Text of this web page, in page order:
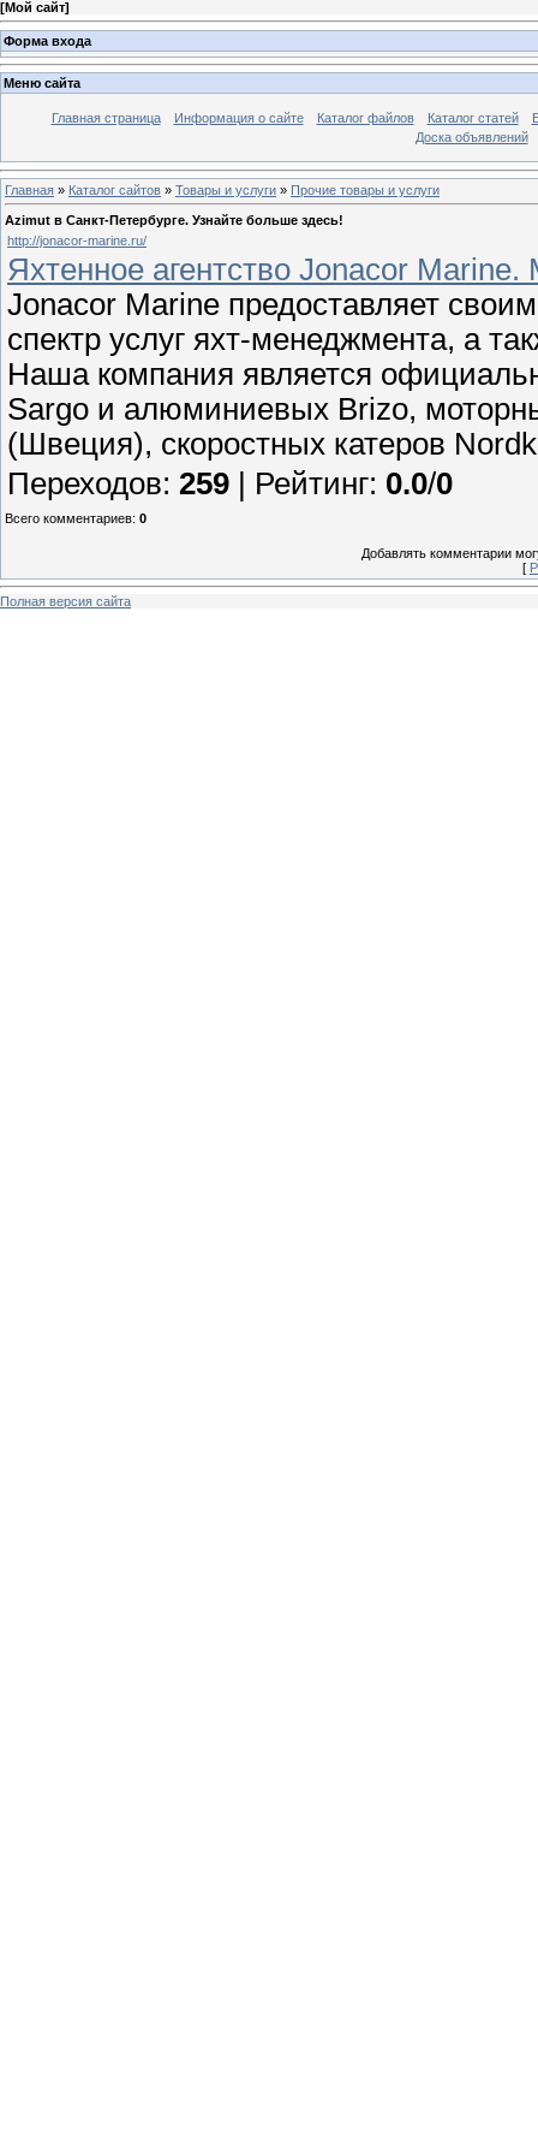
[Мой сайт]
Форма входа
Меню сайта
Главная страница Информация о сайте Каталог файлов Каталог статей
Доска объявлений
Главная » Каталог сайтов » Товары и услуги » Прочие товары и услуги
Azimut в Санкт-Петербурге. Узнайте больше здесь!
http://jonacor-marine.ru/
Яхтенное агентство Jonacor Marine.
Jonacor Marine предоставляет
спектр услуг яхт-менеджмента, а
Наша компания является
Sargo и алюминиевых Brizo,
(Швеция), скоростных катеров
Переходов: 259 | Рейтинг: 0.0/0
Всего комментариев: 0
Добавлять комментарии
[
Полная версия сайта